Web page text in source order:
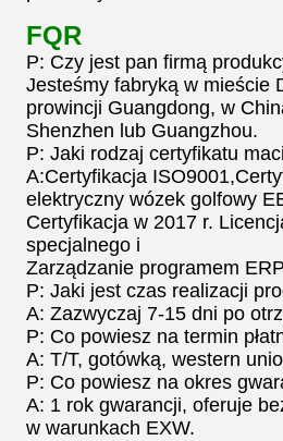
FQR
P: Czy jest pan firmą
Jesteśmy fabryką w mieście
prowincji Guangdong, w
Shenzhen lub Guangzhou.
P: Jaki rodzaj certyfikatu
A:Certyfikacja
elektryczny wózek golfowy
Certyfikacja w 2017 r.
specjalnego i
Zarządzanie programem
P: Jaki jest czas realizacji
A: Zazwyczaj 7-15 dni po
P: Co powiesz na termin
A: T/T, gotówką, western
P: Co powiesz na okres
A: 1 rok gwarancji, oferuje
w warunkach EXW.